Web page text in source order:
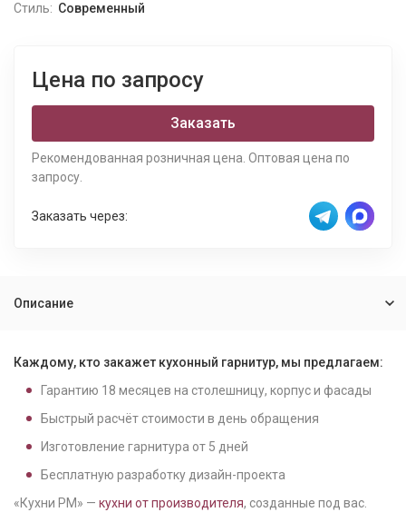
Стиль: Современный
Цена по запросу
Заказать
Рекомендованная розничная цена. Оптовая цена по
запросу.
Заказать через:
Описание
Каждому, кто закажет кухонный гарнитур, мы предлагаем:
Гарантию 18 месяцев на столешницу, корпус и фасады
Быстрый расчёт стоимости в день обращения
Изготовление гарнитура от 5 дней
Бесплатную разработку дизайн-проекта
«Кухни РМ» — кухни от производителя, созданные под вас.